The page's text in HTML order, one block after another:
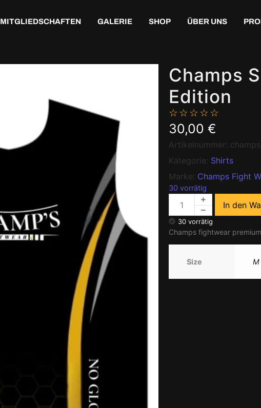
MITGLIEDSCHAFTEN GALERIE SHOP ÜBER UNS
Champs
Edition
☆☆☆☆☆
30,00 €
Artikelnummer:
Kategorie: Shirts
Marke: Champs Fight
30 vorrätig
In den
30 vorrätig
Champs fightwear
Size M